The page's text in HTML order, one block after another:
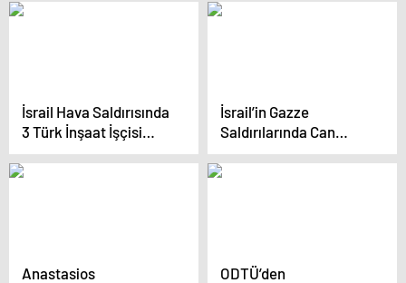
Batı Şeria’da
İsrail Hava Saldırısında
3 Türk İnşaat İşçisi
Hayatını Kaybetti
İsrail’in Gazze
Saldırılarında Can
Kaybı 47 Bin 460’a
Ulaştı
Anastasios
ODTÜ’den